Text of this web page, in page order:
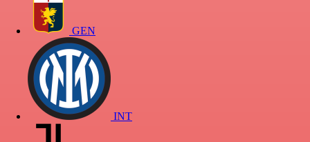
GEN
INT